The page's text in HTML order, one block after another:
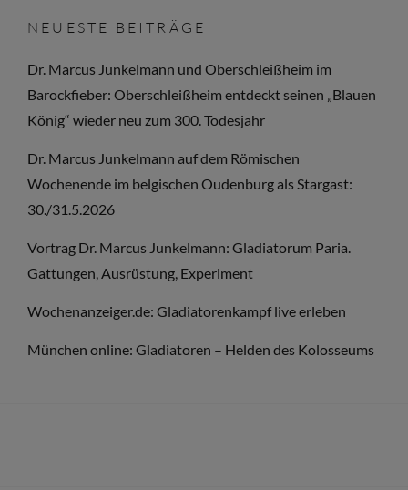
ERZ
NEUESTE BEITRÄGE
Dr. Marcus Junkelmann und Oberschleißheim im
Barockfieber: Oberschleißheim entdeckt seinen „Blauen
König“ wieder neu zum 300. Todesjahr
Dr. Marcus Junkelmann auf dem Römischen
Wochenende im belgischen Oudenburg als Stargast:
30./31.5.2026
Vortrag Dr. Marcus Junkelmann: Gladiatorum Paria.
Gattungen, Ausrüstung, Experiment
Wochenanzeiger.de: Gladiatorenkampf live erleben
München online: Gladiatoren – Helden des Kolosseums